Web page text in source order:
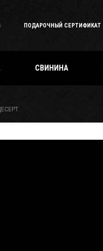
ПОДАРОЧНЫЙ СЕРТИФИКАТ
СВИНИНА